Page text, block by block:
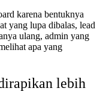
karena bentuknya
yang lupa dibalas, lead
ulang, admin yang
apa yang
lebih